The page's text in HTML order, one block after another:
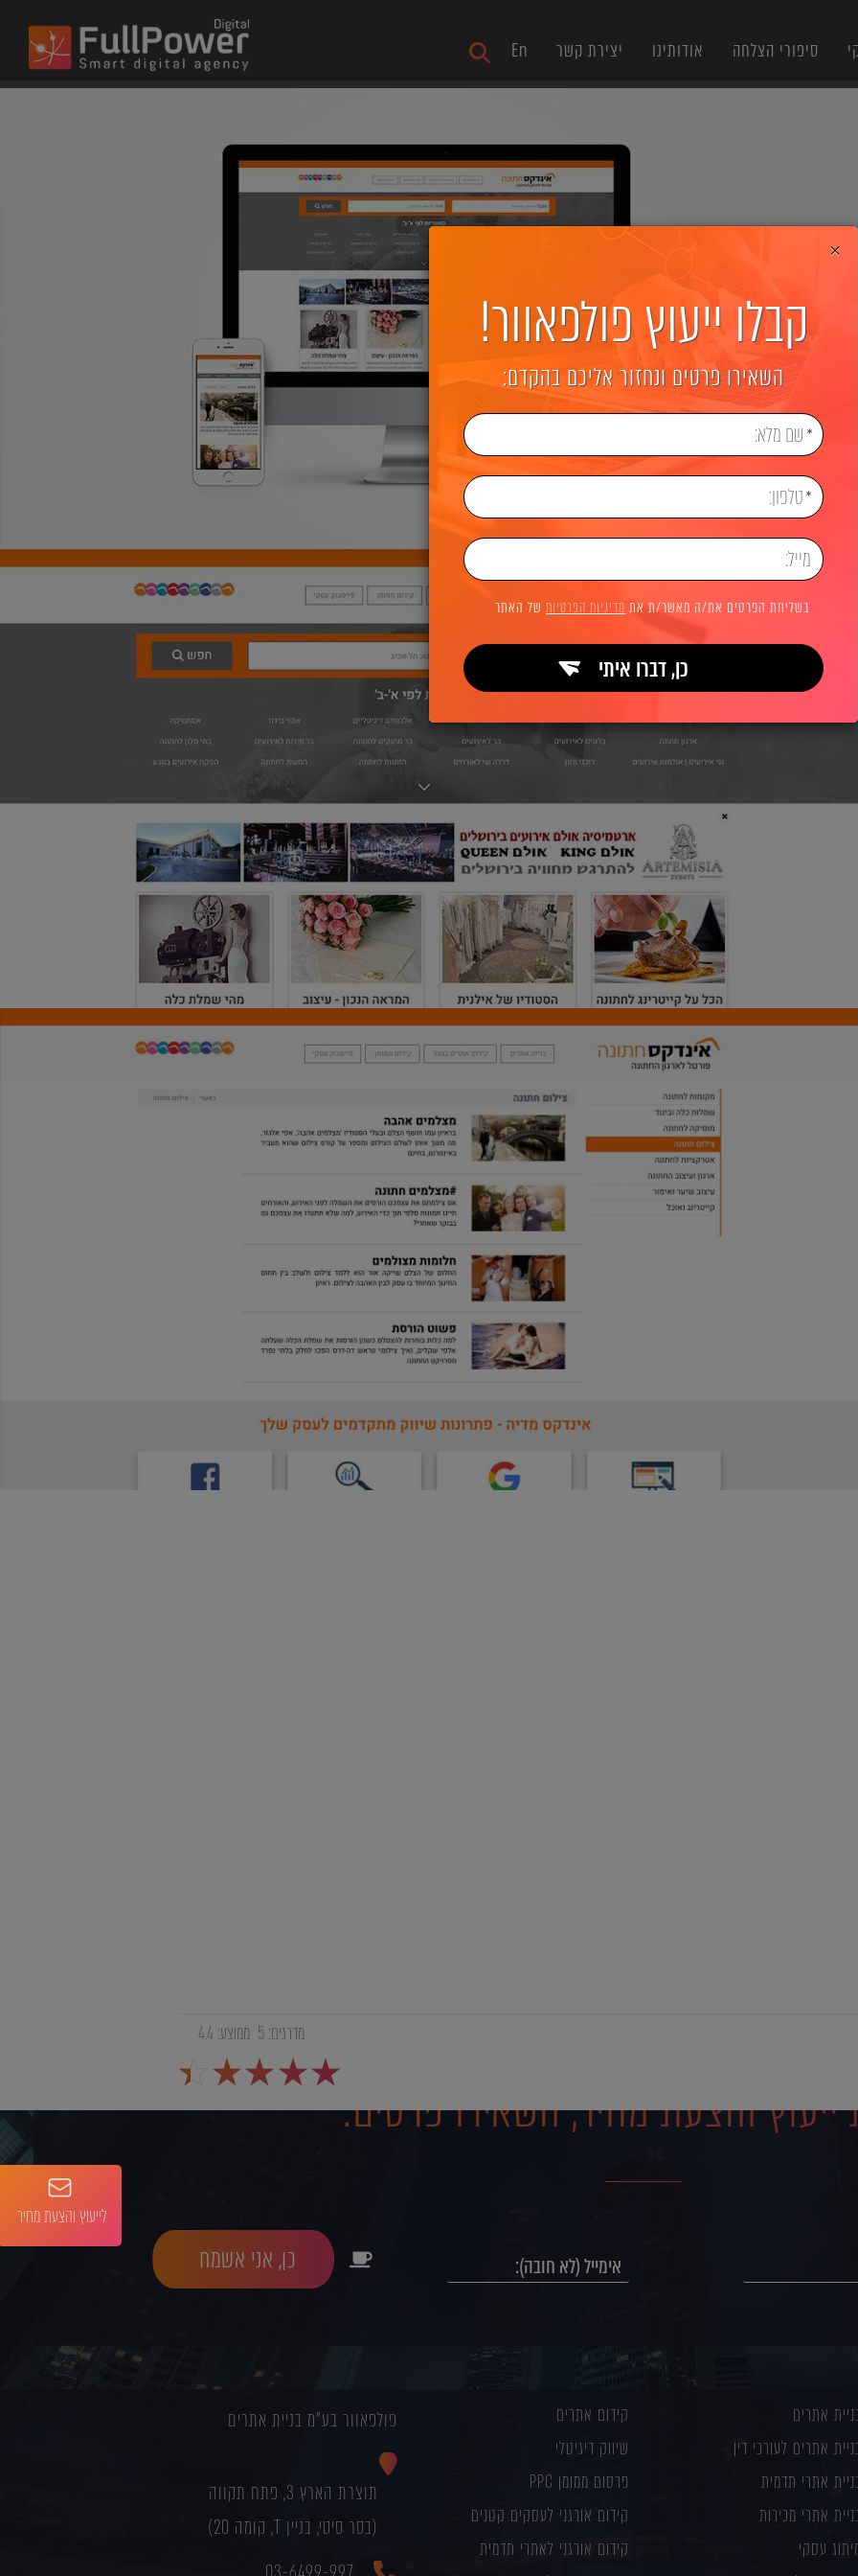
סיפורי הצלחה אודותינו יצירת קשר En
מדרגים:5 ממוצע: 4.4
והצעת מחיר, השאירו פרטים:
כן, אני אשמח
אתרים
אתרים לעורכי דין
אתרי תדמית
אתרי מכירות
עסקי
קידום אתרים
שיווק דיגיטלי
פרסום ממומן PPC
קידום אורגני לעסקים קטנים
קידום אורגני לאתרי תדמית
פולפאוור בע"מ בניית אתרים
תוצרת הארץ 3, פתח תקווה
(בסר סיטי, בניין T, קומה 20)
לייעוץ והצעת מחיר
×
קבלו ייעוץ פולפאוור!
השאירו פרטים ונחזור אליכם בהקדם:
בשליחת הפרטים את/ה מאשר/ת את מדיניות הפרטיותשל האתר
כן, דברו איתי